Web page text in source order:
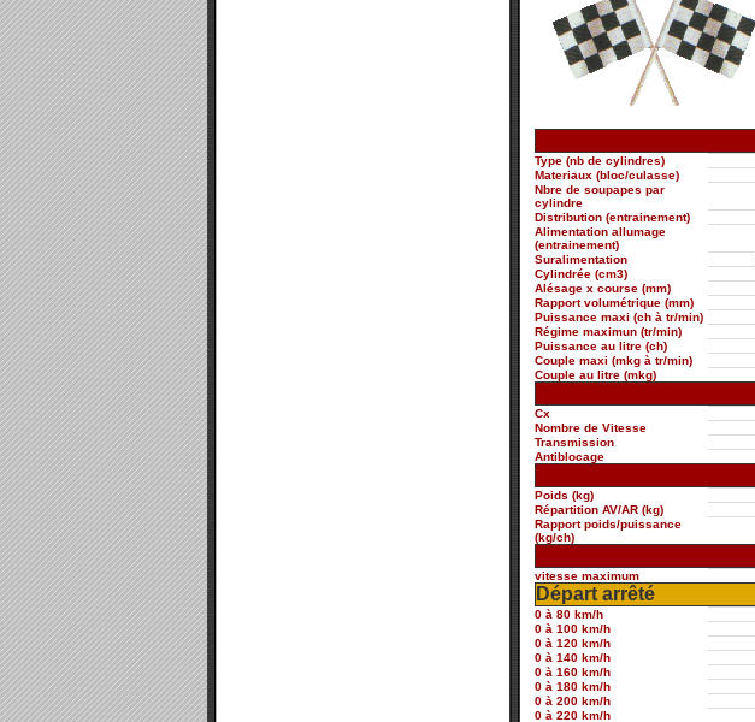
Type (nb de cylindres)
Materiaux (bloc/culasse)
Nbre de soupapes par
cylindre
Distribution (entrainement)
Alimentation allumage
(entrainement)
Suralimentation
Cylindrée (cm3)
Alésage x course (mm)
Rapport volumétrique (mm)
Puissance maxi (ch à tr/min)
Régime maximun (tr/min)
Puissance au litre (ch)
Couple maxi (mkg à tr/min)
Couple au litre (mkg)
Cx
Nombre de Vitesse
Transmission
Antiblocage
Poids (kg)
Répartition AV/AR (kg)
Rapport poids/puissance
(kg/ch)
vitesse maximum
Départ arrêté
0 à 80 km/h
0 à 100 km/h
0 à 120 km/h
0 à 140 km/h
0 à 160 km/h
0 à 180 km/h
0 à 200 km/h
0 à 220 km/h